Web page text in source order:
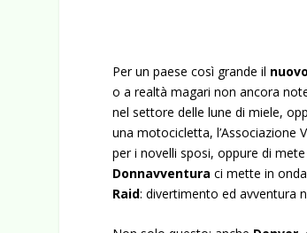
Per un paese così grande il
o a realtà magari non ancora
nel settore delle lune di miele,
una motocicletta, l’Associazione
per i novelli sposi, oppure di
Donnavventura ci mette in
Raid: divertimento ed avventura